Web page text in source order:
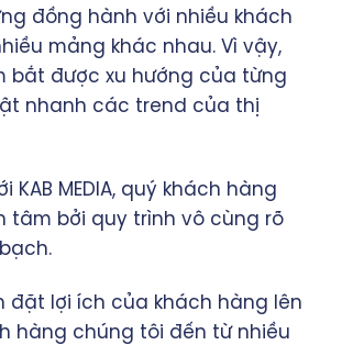
đồng hành với nhiều khách
mảng khác nhau. Vì vậy,
bắt được xu hướng của từng
nhanh các trend của thị
KAB MEDIA, quý khách hàng
tâm bởi quy trình vô cùng rõ
đặt lợi ích của khách hàng lên
hàng chúng tôi đến từ nhiều